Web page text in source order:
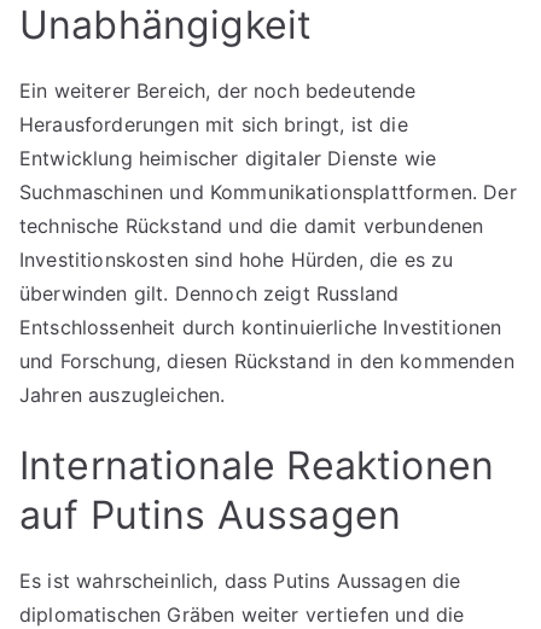
Unabhängigkeit
Ein weiterer Bereich, der noch bedeutende
Herausforderungen mit sich bringt, ist die
Entwicklung heimischer digitaler Dienste wie
Suchmaschinen und Kommunikationsplattformen. Der
technische Rückstand und die damit verbundenen
Investitionskosten sind hohe Hürden, die es zu
überwinden gilt. Dennoch zeigt Russland
Entschlossenheit durch kontinuierliche Investitionen
und Forschung, diesen Rückstand in den kommenden
Jahren auszugleichen.
Internationale Reaktionen
auf Putins Aussagen
Es ist wahrscheinlich, dass Putins Aussagen die
diplomatischen Gräben weiter vertiefen und die